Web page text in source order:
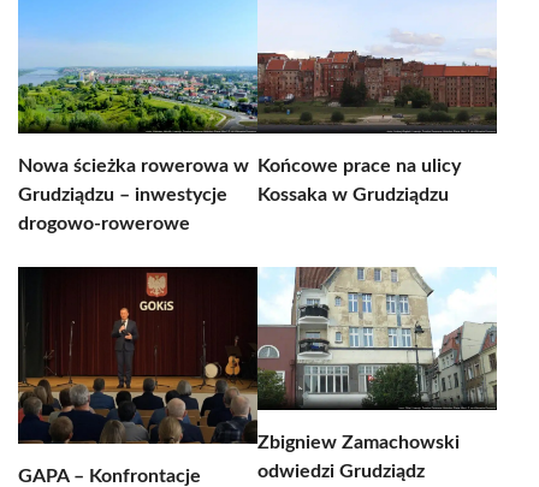
Nowa ścieżka rowerowa w
Grudziądzu – inwestycje
drogowo-rowerowe
Końcowe prace na ulicy
Kossaka w Grudziądzu
GAPA – Konfrontacje
Zbigniew Zamachowski
odwiedzi Grudziądz